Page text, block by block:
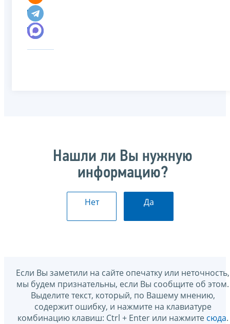
Нашли ли Вы нужную
информацию?
Нет Да
Если Вы заметили на сайте опечатку или неточность,
мы будем признательны, если Вы сообщите об этом.
Выделите текст, который, по Вашему мнению,
содержит ошибку, и нажмите на клавиатуре
комбинацию клавиш: Ctrl + Enter или нажмите сюда.